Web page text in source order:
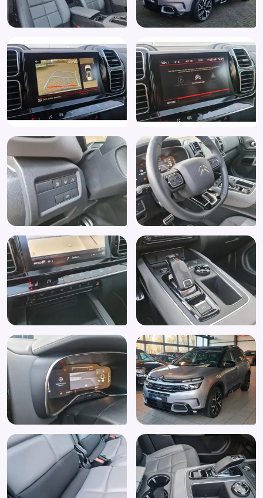
Stuur verstelbaar
Stuurwiel multifunctioneel
Subwoofer
Verkeersbord detectie
Vermoeidheids herkenning
Volledig digitaal instrumentenpaneel
Voorstoelen in hoogte verstelbaar
Voorstoelen verwarmd
Xenon verlichting
Zonnedak